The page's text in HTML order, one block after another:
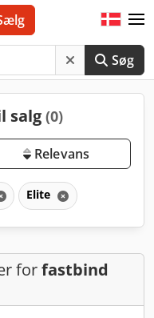
Søg
salg (0)
Relevans
Elite
forfastbind